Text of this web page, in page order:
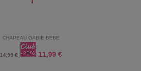
CHAPEAU GABIE BEBE
14,99 € 11,99 €